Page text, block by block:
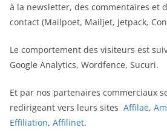
à la newsletter, des commentaires et
contact (Mailpoet, Mailjet, Jetpack,
Le comportement des visiteurs est
Google Analytics, Wordfence, Sucuri.
Et par nos partenaires commerciaux
redirigeant vers leurs sites Affilae,
Effiliation, Affilinet.